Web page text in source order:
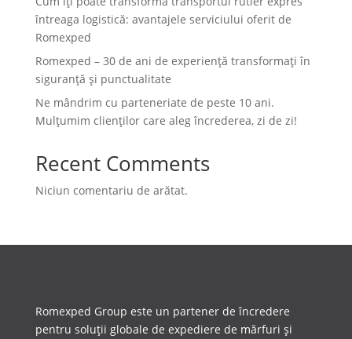
întreaga logistică: avantajele serviciului oferit de
Romexped
Romexped – 30 de ani de experiență transformați în
siguranță și punctualitate
Ne mândrim cu parteneriate de peste 10 ani.
Mulțumim clienților care aleg încrederea, zi de zi!
Recent Comments
Niciun comentariu de arătat.
Romexped Group este un partener de încredere
pentru soluții globale de expediere de mărfuri și